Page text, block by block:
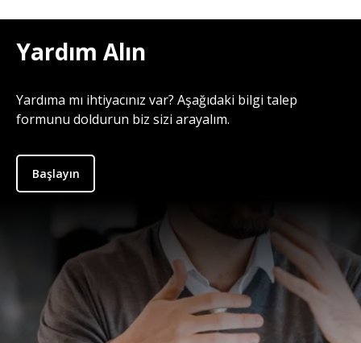
Yardım Alın
Yardıma mı ihtiyacınız var? Aşağıdaki bilgi talep
formunu doldurun biz sizi arayalım.
Başlayın